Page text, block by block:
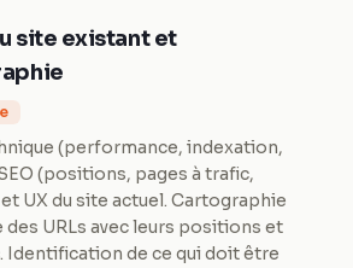
site existant et
(performance, indexation,
(positions, pages à trafic,
UX du site actuel. Cartographie
URLs avec leurs positions et
Identification de ce qui doit être